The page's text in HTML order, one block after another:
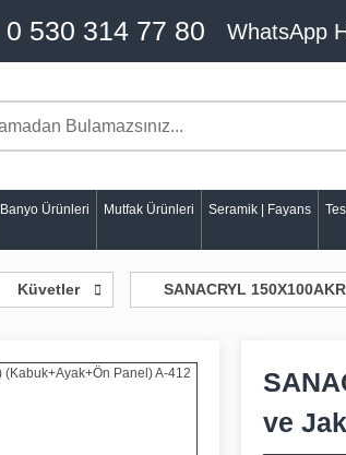
0 530 314 77 80 WhatsApp
Banyo Ürünleri Mutfak Ürünleri Seramik | Fayans
Küvetler SANACRYL
ve